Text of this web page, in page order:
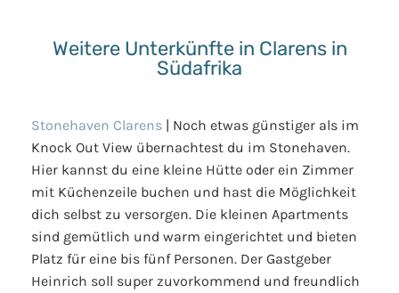
Weitere Unterkünfte in Clarens in
Südafrika
Stonehaven Clarens | Noch etwas günstiger als im
Knock Out View übernachtest du im Stonehaven.
Hier kannst du eine kleine Hütte oder ein Zimmer
mit Küchenzeile buchen und hast die Möglichkeit
dich selbst zu versorgen. Die kleinen Apartments
sind gemütlich und warm eingerichtet und bieten
Platz für eine bis fünf Personen. Der Gastgeber
Heinrich soll super zuvorkommend und freundlich